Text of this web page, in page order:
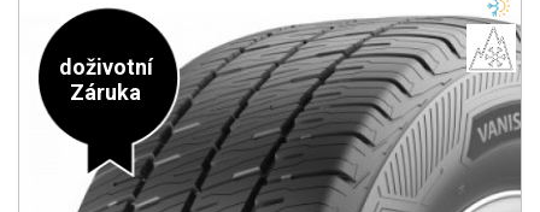
doživotní
Záruka